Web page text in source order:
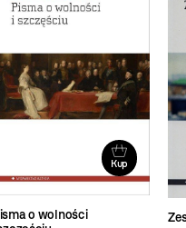
Kup
o wolności